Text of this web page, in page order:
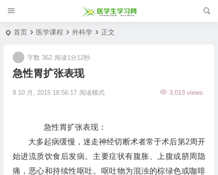
首页 医学课程 外科学 正文
急性胃扩张表现
9 10 月, 2015 18:56:17 3,013 views
字数 362 阅读1分12秒
阅读模式
急性胃扩张表现：
大多起病缓慢，迷走神经切断术者常于术后第2周开
始进流质饮食后发病。主要症状有腹胀、上腹或脐周隐
痛，恶心和持续性呕吐。呕吐物为混浊的棕绿色或咖啡